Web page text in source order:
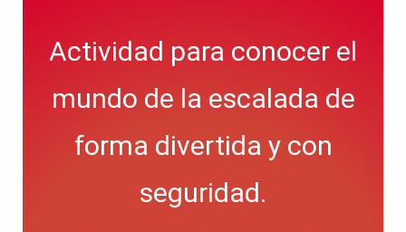
Actividad para conocer el
mundo de la escalada de
forma divertida y con
seguridad.